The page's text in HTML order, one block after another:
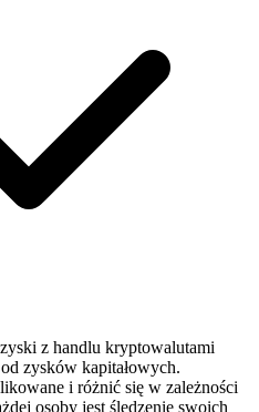
z handlu kryptowalutami
zysków kapitałowych.
i różnić się w zależności
osoby jest śledzenie swoich